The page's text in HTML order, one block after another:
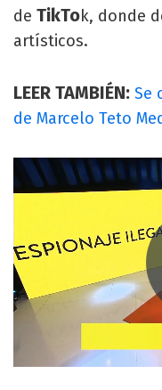
de TikTok, donde
artísticos.
LEER TAMBIÉN: Se
de Marcelo Teto